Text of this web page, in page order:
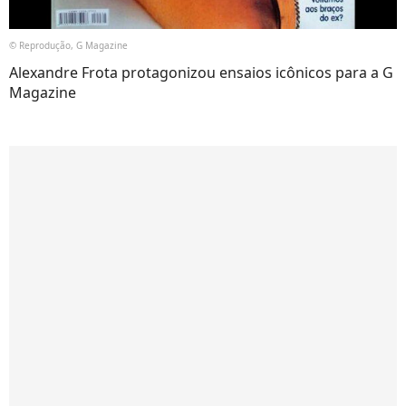
© Reprodução, G Magazine
Alexandre Frota protagonizou ensaios icônicos para a G
Magazine